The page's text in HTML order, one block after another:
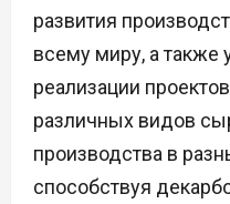
развития
всему миру, а также
реализации
различных видов
производства в
способствуя